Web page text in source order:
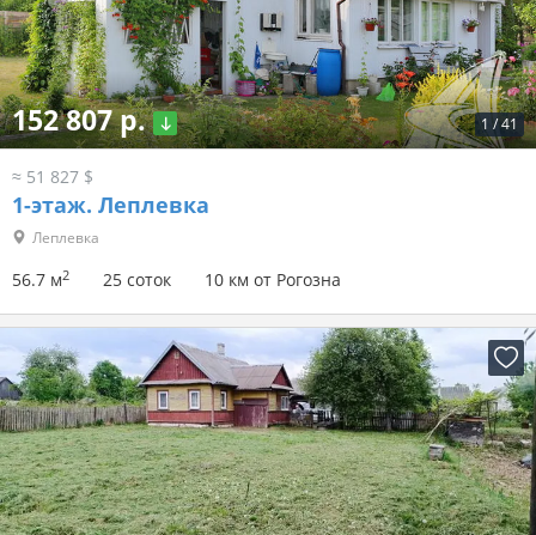
1 /41
152 807 р.
≈ 51 827 $
1-этаж. Леплевка
Леплевка
56.7 м2 25 соток 10 км от Рогозна